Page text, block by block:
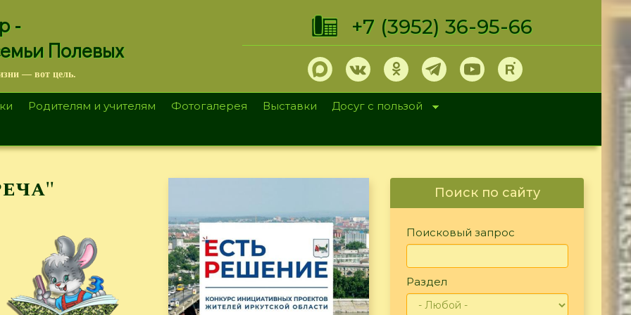
-
Полевых
— вот цель.
+7 (3952) 36-95-66
Родителям и учителям Фотогалерея Выставки
Досуг с пользой
Поиск по сайту
Поисковый запрос
Раздел